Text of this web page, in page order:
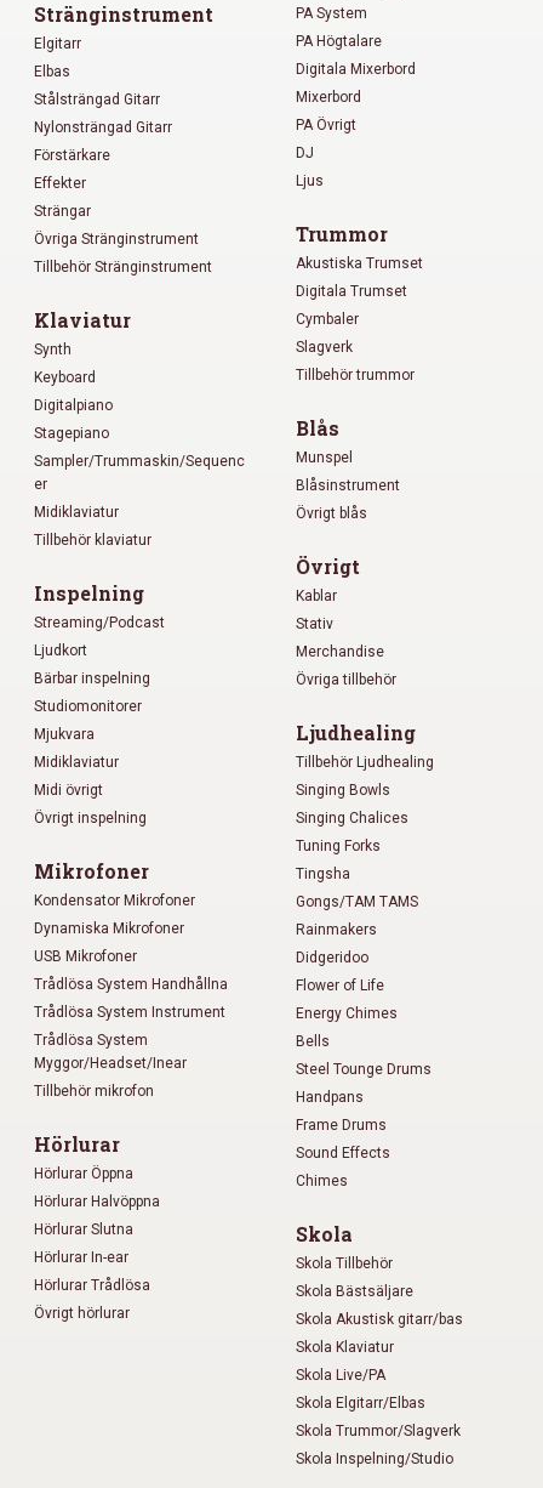
Stränginstrument
Elgitarr
Elbas
Stålsträngad Gitarr
Nylonsträngad Gitarr
Förstärkare
Effekter
Strängar
Övriga Stränginstrument
Tillbehör Stränginstrument
Klaviatur
Synth
Keyboard
Digitalpiano
Stagepiano
Sampler/Trummaskin/Sequenc
er
Midiklaviatur
Tillbehör klaviatur
Inspelning
Streaming/Podcast
Ljudkort
Bärbar inspelning
Studiomonitorer
Mjukvara
Midiklaviatur
Midi övrigt
Övrigt inspelning
Mikrofoner
Kondensator Mikrofoner
Dynamiska Mikrofoner
USB Mikrofoner
Trådlösa System Handhållna
Trådlösa System Instrument
Trådlösa System
Myggor/Headset/Inear
Tillbehör mikrofon
Hörlurar
Hörlurar Öppna
Hörlurar Halvöppna
Hörlurar Slutna
Hörlurar In-ear
Hörlurar Trådlösa
Övrigt hörlurar
PA System
PA Högtalare
Digitala Mixerbord
Mixerbord
PA Övrigt
DJ
Ljus
Trummor
Akustiska Trumset
Digitala Trumset
Cymbaler
Slagverk
Tillbehör trummor
Blås
Munspel
Blåsinstrument
Övrigt blås
Övrigt
Kablar
Stativ
Merchandise
Övriga tillbehör
Ljudhealing
Tillbehör Ljudhealing
Singing Bowls
Singing Chalices
Tuning Forks
Tingsha
Gongs/TAM TAMS
Rainmakers
Didgeridoo
Flower of Life
Energy Chimes
Bells
Steel Tounge Drums
Handpans
Frame Drums
Sound Effects
Chimes
Skola
Skola Tillbehör
Skola Bästsäljare
Skola Akustisk gitarr/bas
Skola Klaviatur
Skola Live/PA
Skola Elgitarr/Elbas
Skola Trummor/Slagverk
Skola Inspelning/Studio